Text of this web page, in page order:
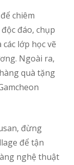
chiêm
đáo, chụp
lớp học vẽ
Ngoài ra,
quà tặng
đừng
để tận
nghệ thuật